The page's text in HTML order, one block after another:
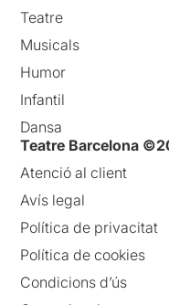
Teatre
Musicals
Humor
Infantil
Dansa
Teatre Barcelona
Atenció al client
Avís legal
Política de privacitat
Política de cookies
Condicions d’ús